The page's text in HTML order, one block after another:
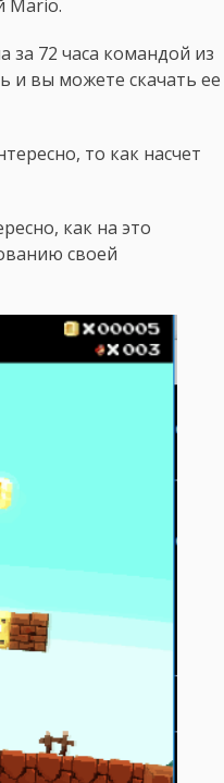
Mario.
за 72 часа командой из
и вы можете скачать ее
то как насчет
как на это
своей